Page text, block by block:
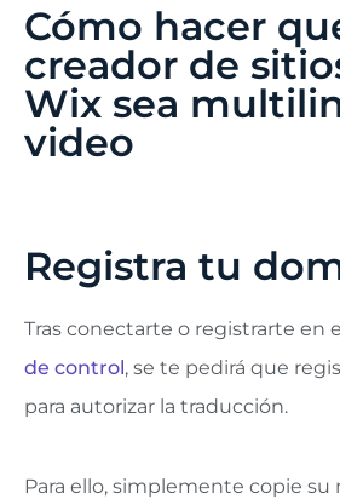
Cómo hacer
creador de
Wix sea
video
Registra tu
Tras conectarte o registrarte en
de control, se te pedirá que
para autorizar la traducción.
Para ello, simplemente copie su